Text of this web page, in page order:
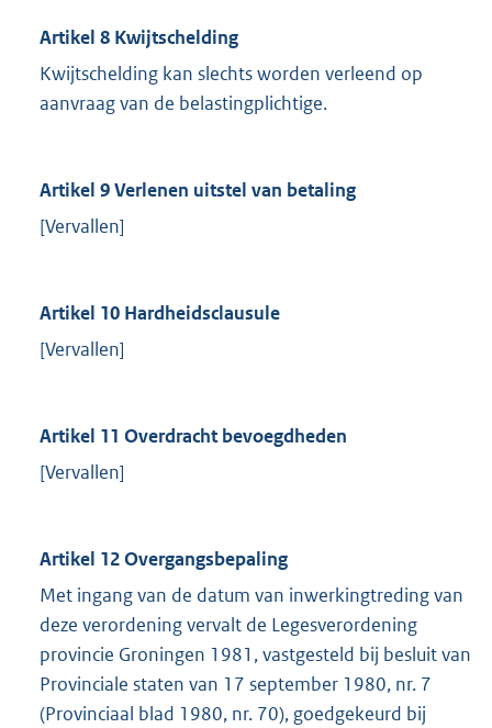
Artikel 8 Kwijtschelding
Kwijtschelding kan slechts worden verleend op
aanvraag van de belastingplichtige.
Artikel 9 Verlenen uitstel van betaling
[Vervallen]
Artikel 10 Hardheidsclausule
[Vervallen]
Artikel 11 Overdracht bevoegdheden
[Vervallen]
Artikel 12 Overgangsbepaling
Met ingang van de datum van inwerkingtreding van
deze verordening vervalt de Legesverordening
provincie Groningen 1981, vastgesteld bij besluit van
Provinciale staten van 17 september 1980, nr. 7
(Provinciaal blad 1980, nr. 70), goedgekeurd bij